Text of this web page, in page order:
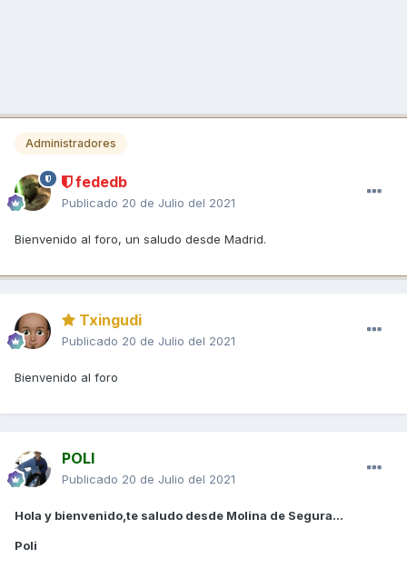
Administradores
fededb
Publicado 20 de Julio del 2021
Bienvenido al foro, un saludo desde Madrid.
Txingudi
Publicado 20 de Julio del 2021
Bienvenido al foro
POLI
Publicado 20 de Julio del 2021
Hola y bienvenido,te saludo desde Molina de Segura...
Poli